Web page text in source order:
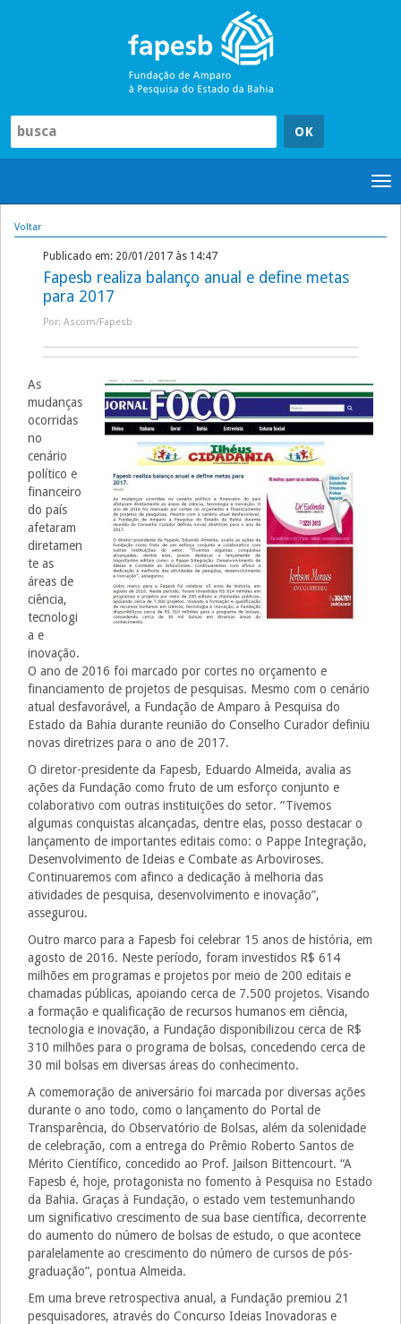
Voltar
Publicado em: 20/01/2017 às 14:47
Fapesb realiza balanço anual e define metas
para 2017
Por: Ascom/Fapesb
As
mudanças
ocorridas
no
cenário
político e
financeiro
do país
afetaram
diretamen
te as
áreas de
ciência,
tecnologi
a e
inovação.
O ano de 2016 foi marcado por cortes no orçamento e
financiamento de projetos de pesquisas. Mesmo com o cenário
atual desfavorável, a Fundação de Amparo à Pesquisa do
Estado da Bahia durante reunião do Conselho Curador definiu
novas diretrizes para o ano de 2017.
O diretor-presidente da Fapesb, Eduardo Almeida, avalia as
ações da Fundação como fruto de um esforço conjunto e
colaborativo com outras instituições do setor. “Tivemos
algumas conquistas alcançadas, dentre elas, posso destacar o
lançamento de importantes editais como: o Pappe Integração,
Desenvolvimento de Ideias e Combate as Arboviroses.
Continuaremos com afinco a dedicação à melhoria das
atividades de pesquisa, desenvolvimento e inovação”,
assegurou.
Outro marco para a Fapesb foi celebrar 15 anos de história, em
agosto de 2016. Neste período, foram investidos R$ 614
milhões em programas e projetos por meio de 200 editais e
chamadas públicas, apoiando cerca de 7.500 projetos. Visando
a formação e qualificação de recursos humanos em ciência,
tecnologia e inovação, a Fundação disponibilizou cerca de R$
310 milhões para o programa de bolsas, concedendo cerca de
30 mil bolsas em diversas áreas do conhecimento.
A comemoração de aniversário foi marcada por diversas ações
durante o ano todo, como o lançamento do Portal de
Transparência, do Observatório de Bolsas, além da solenidade
de celebração, com a entrega do Prêmio Roberto Santos de
Mérito Científico, concedido ao Prof. Jailson Bittencourt. “A
Fapesb é, hoje, protagonista no fomento à Pesquisa no Estado
da Bahia. Graças à Fundação, o estado vem testemunhando
um significativo crescimento de sua base científica, decorrente
do aumento do número de bolsas de estudo, o que acontece
paralelamente ao crescimento do número de cursos de pós-
graduação”, pontua Almeida.
Em uma breve retrospectiva anual, a Fundação premiou 21
pesquisadores, através do Concurso Ideias Inovadoras e